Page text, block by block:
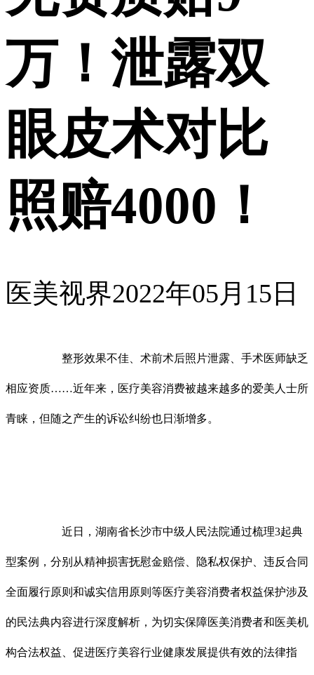
万！泄露双
眼皮术对比
照赔4000！
医美视界2022年05月15日
整形效果不佳、术前术后照片泄露、手术医师缺乏
相应资质……近年来，医疗美容消费被越来越多的爱美人士所
青睐，但随之产生的诉讼纠纷也日渐增多。
近日，湖南省长沙市中级人民法院通过梳理3起典
型案例，分别从精神损害抚慰金赔偿、隐私权保护、违反合同
全面履行原则和诚实信用原则等医疗美容消费者权益保护涉及
的民法典内容进行深度解析，为切实保障医美消费者和医美机
构合法权益、促进医疗美容行业健康发展提供有效的法律指